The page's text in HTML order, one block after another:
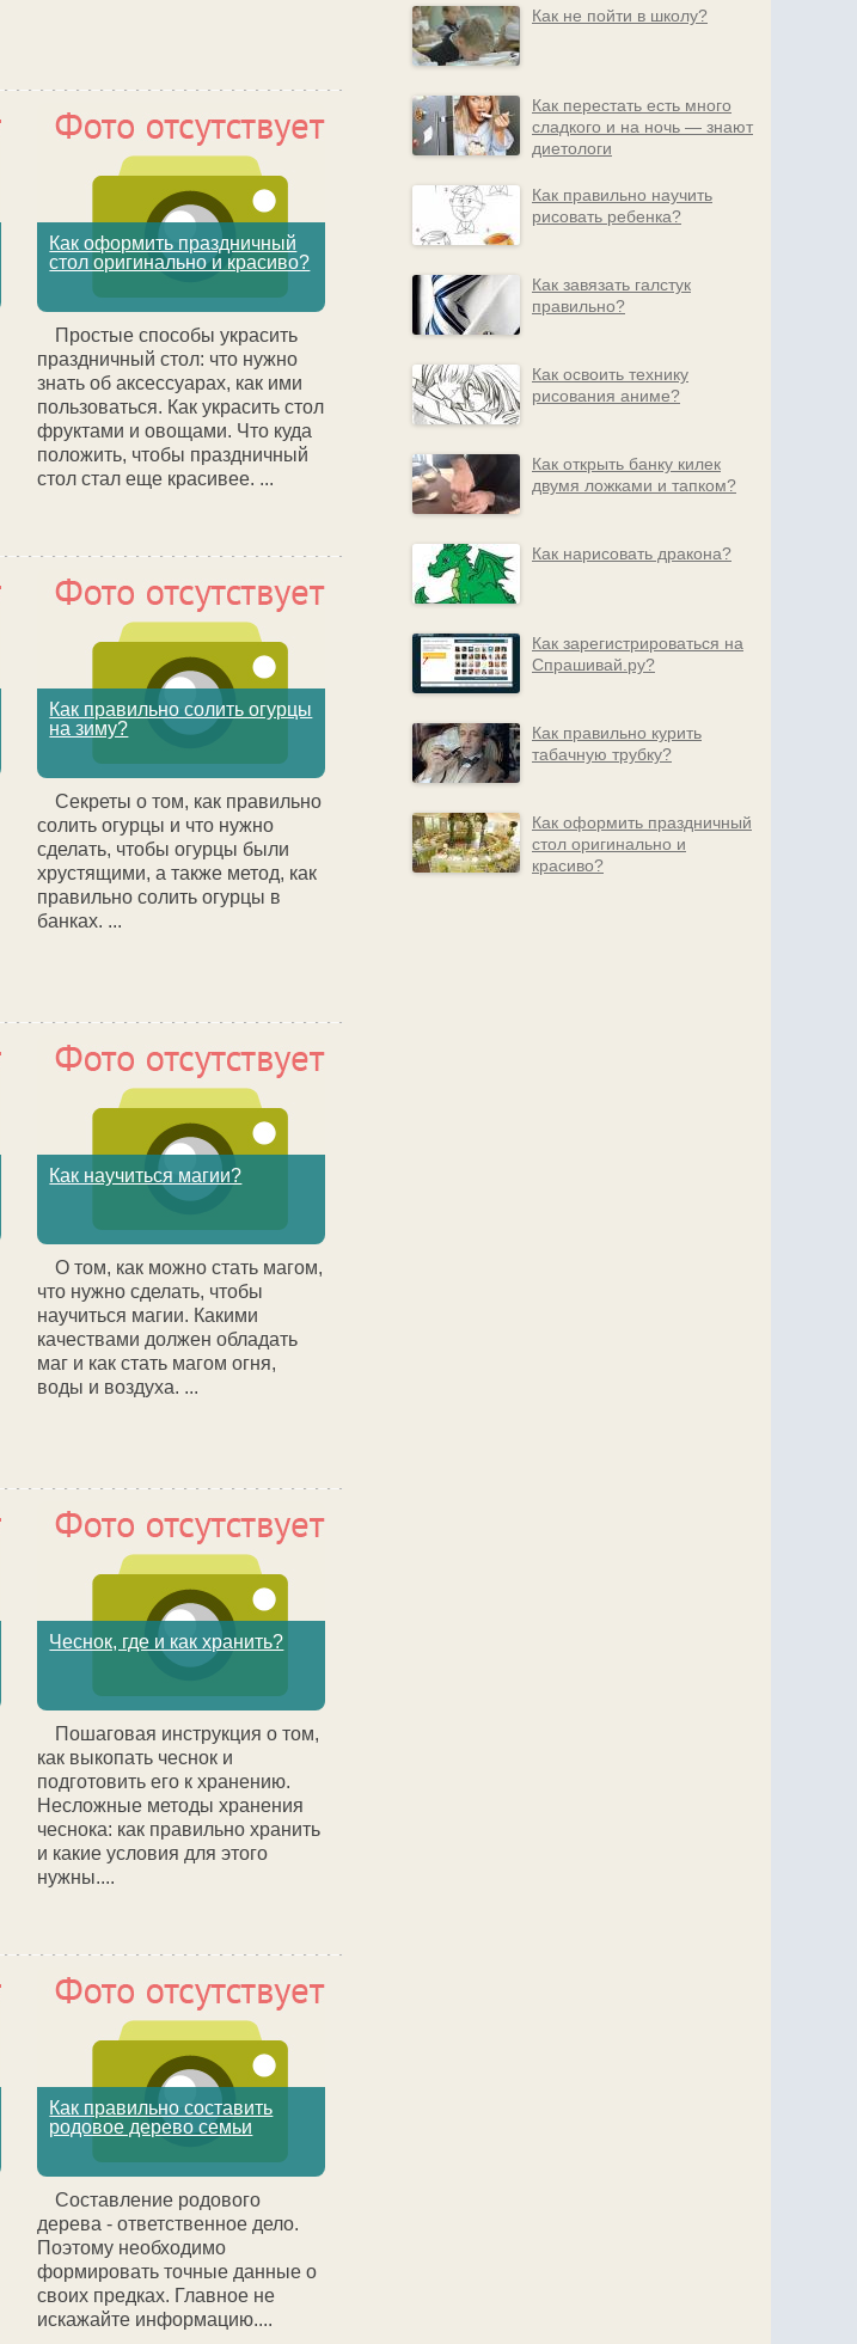
Как оформить праздничный
стол оригинально и красиво?
Простые способы украсить
праздничный стол: что нужно
знать об аксессуарах, как ими
пользоваться. Как украсить стол
фруктами и овощами. Что куда
положить, чтобы праздничный
стол стал еще красивее. ...
Как правильно солить огурцы
на зиму?
Секреты о том, как правильно
солить огурцы и что нужно
сделать, чтобы огурцы были
хрустящими, а также метод, как
правильно солить огурцы в
банках. ...
Как научиться магии?
О том, как можно стать магом,
что нужно сделать, чтобы
научиться магии. Какими
качествами должен обладать
маг и как стать магом огня,
воды и воздуха. ...
Чеснок, где и как хранить?
Пошаговая инструкция о том,
как выкопать чеснок и
подготовить его к хранению.
Несложные методы хранения
чеснока: как правильно хранить
и какие условия для этого
нужны....
Как правильно составить
родовое дерево семьи
Составление родового
дерева - ответственное дело.
Поэтому необходимо
формировать точные данные о
своих предках. Главное не
искажайте информацию....
Как не пойти в школу?
Как перестать есть много
сладкого и на ночь — знают
диетологи
Как правильно научить
рисовать ребенка?
Как завязать галстук
правильно?
Как освоить технику
рисования аниме?
Как открыть банку килек
двумя ложками и тапком?
Как нарисовать дракона?
Как зарегистрироваться на
Спрашивай.ру?
Как правильно курить
табачную трубку?
Как оформить праздничный
стол оригинально и
красиво?